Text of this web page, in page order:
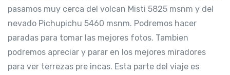
pasamos muy cerca del volcan Misti 5825 msnm y del
nevado Pichupichu 5460 msnm. Podremos hacer
paradas para tomar las mejores fotos. Tambien
podremos apreciar y parar en los mejores miradores
para ver terrezas pre incas. Esta parte del viaje es